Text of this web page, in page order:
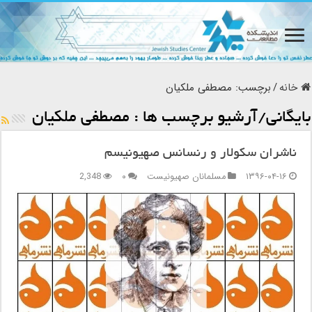
خانه/برچسب: مصطفی ملکیان
بایگانی/آرشیو برچسب ها : مصطفی ملکیان
ناشران سکولار و رنسانس صهیونیسم
۱۳۹۶-۰۴-۱۶
مسلمانان صهیونیست ۰ 2,348